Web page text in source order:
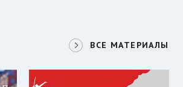
ВСЕ МАТЕРИАЛЫ